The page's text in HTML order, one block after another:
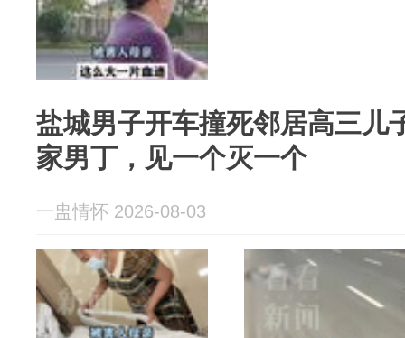
盐城男子开车撞死邻居高三儿
家男丁，见一个灭一个
一盅情怀 2026-08-03